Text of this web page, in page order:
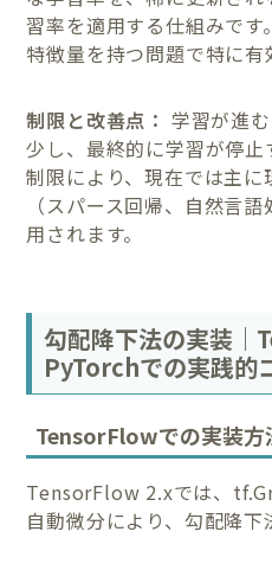
習率を適用する仕組みです
特徴量を持つ問題で特に有
制限と改善点： 学習が進
少し、最終的に学習が停
制限により、現在では主
（スパース回帰、自然言
用されます。
勾配降下法の実装｜
PyTorchでの実践的
TensorFlowでの実装方
TensorFlow 2.xでは、
自動微分により、勾配降下